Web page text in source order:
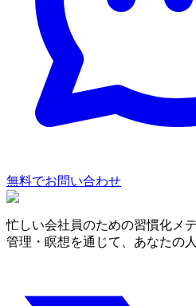
無料でお問い合わせ
忙しい会社員のための習慣化メ
管理・瞑想を通じて、あなたの